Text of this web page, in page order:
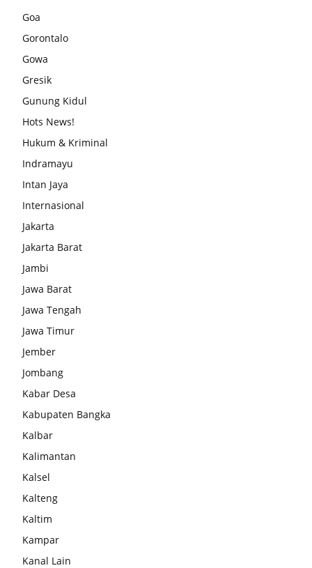
Goa
Gorontalo
Gowa
Gresik
Gunung Kidul
Hots News!
Hukum & Kriminal
Indramayu
Intan Jaya
Internasional
Jakarta
Jakarta Barat
Jambi
Jawa Barat
Jawa Tengah
Jawa Timur
Jember
Jombang
Kabar Desa
Kabupaten Bangka
Kalbar
Kalimantan
Kalsel
Kalteng
Kaltim
Kampar
Kanal Lain